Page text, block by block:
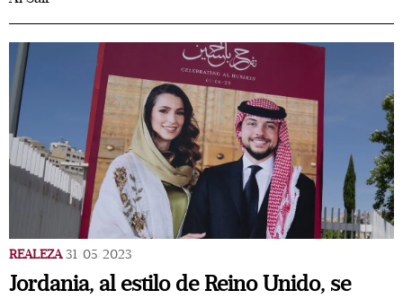
REALEZA 31/05/2023
Jordania, al estilo de Reino Unido, se